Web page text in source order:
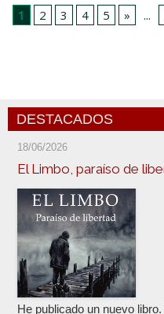
1
2 3 4 5 » ...
DESTACADOS
18/06/2026
El Limbo, paraíso de
He publicado un nuevo